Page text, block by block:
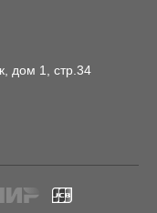
дом 1, стр.34